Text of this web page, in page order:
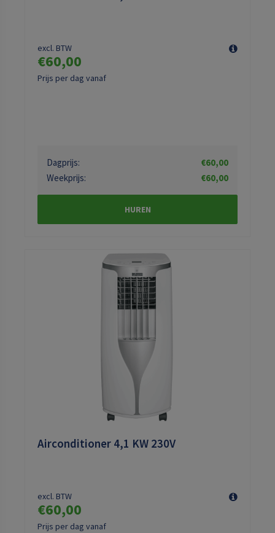
Prijs per dag vanaf
€60,00
excl. BTW
Dagprijs:
€60,00
Weekprijs:
€60,00
HUREN
Airconditioner 4,1 KW 230V
Prijs per dag vanaf
€60,00
excl. BTW